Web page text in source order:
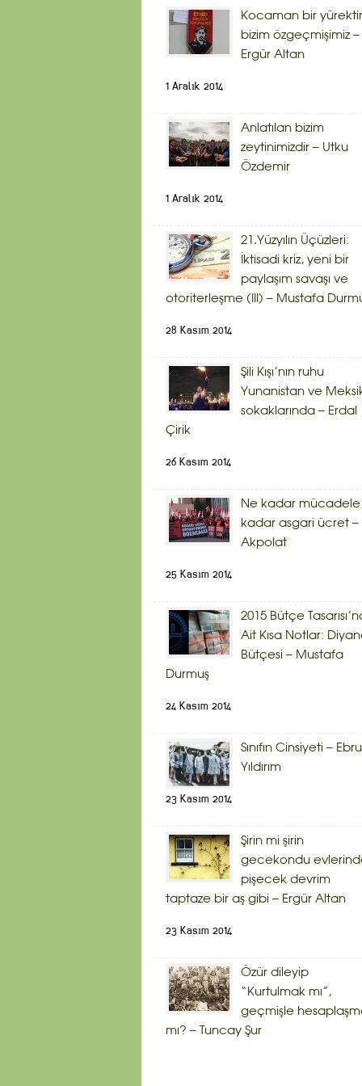
Kocaman bir yürektir
bizim özgeçmişimiz –
Ergür Altan
1 Aralık 2014
Anlatılan bizim
zeytinimizdir – Utku
Özdemir
1 Aralık 2014
21.Yüzyılın Üçüzleri:
İktisadi kriz, yeni bir
paylaşım savaşı ve
otoriterleşme (III) – Mustafa
28 Kasım 2014
Şili Kışı’nın ruhu
Yunanistan ve
sokaklarında – Erdal
Çirik
26 Kasım 2014
Ne kadar
kadar asgari ücret –
Akpolat
25 Kasım 2014
2015 Bütçe
Ait Kısa Notlar:
Bütçesi – Mustafa
Durmuş
24 Kasım 2014
Sınıfın Cinsiyeti – Ebru
Yıldırım
23 Kasım 2014
Şirin mi şirin
gecekondu
pişecek devrim
taptaze bir aş gibi – Ergür Altan
23 Kasım 2014
Özür dileyip
“Kurtulmak mı”,
geçmişle
mı? – Tuncay Şur